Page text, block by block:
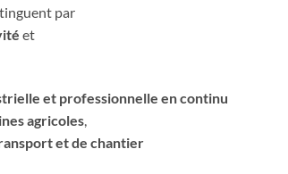
par
et
et professionnelle en continu
agricoles
et de chantier